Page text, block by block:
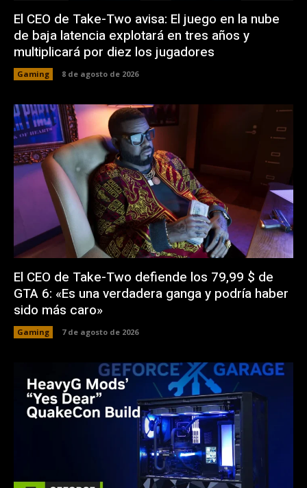
El CEO de Take-Two avisa: El juego en la nube
de baja latencia explotará en tres años y
multiplicará por diez los jugadores
Gaming 8 de agosto de 2026
El CEO de Take-Two defiende los 79,99 $ de
GTA 6: «Es una verdadera ganga y podría haber
sido más caro»
Gaming 7 de agosto de 2026